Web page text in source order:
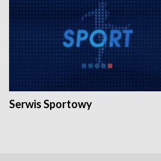
Serwis Sportowy